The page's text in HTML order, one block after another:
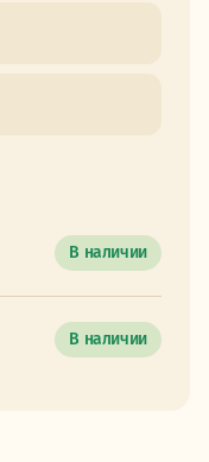
В наличии
В наличии